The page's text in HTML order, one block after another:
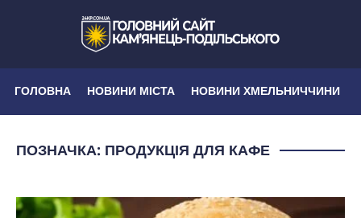
ГОЛОВНА НОВИНИ МІСТА НОВИНИ ХМЕЛЬНИЧЧИНИ
ПОЗНАЧКА: ПРОДУКЦІЯ ДЛЯ КАФЕ